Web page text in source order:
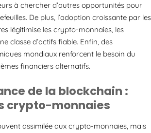
à chercher d’autres opportunités pour
De plus, l’adoption croissante par les
légitimise les crypto-monnaies, les
classe d’actifs fiable. Enfin, des
mondiaux renforcent le besoin du
financiers alternatifs.
de la blockchain :
crypto-monnaies
assimilée aux crypto-monnaies, mais